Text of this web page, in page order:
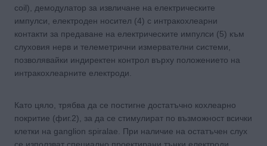
coil), демодулатор за извличане на електрическите
импулси, електроден носител (4) с интракохлеарни
контакти за предаване на електрическите импулси (5) към
слуховия нерв и телеметрични измервателни системи,
позволявайки индиректен контрол върху положението на
интракохлеарните електроди.
Като цяло, трябва да се постигне достатъчно кохлеарно
покритие (фиг.2), за да се стимулират по възможност всички
клетки на ganglion spiralae. При наличие на остатъчен слух